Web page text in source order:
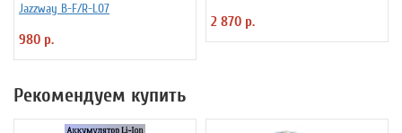
Jazzway B-F/R-L07
980 р.
2 870 р.
Рекомендуем купить